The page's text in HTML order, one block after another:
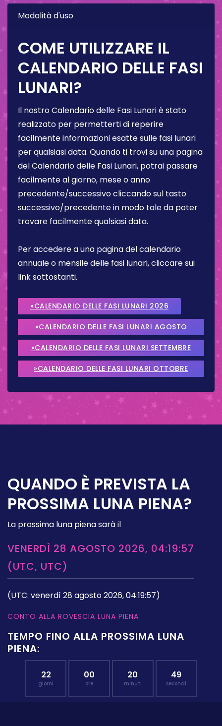
Modalità d'uso
COME UTILIZZARE IL
CALENDARIO DELLE FASI
LUNARI?
Il nostro Calendario delle Fasi Lunari è stato
realizzato per permetterti di reperire
facilmente informazioni esatte sulle fasi lunari
per qualsiasi data. Quando ti trovi su una pagina
del Calendario delle Fasi Lunari, potrai passare
facilmente al giorno, mese o anno
precedente/successivo cliccando sul tasto
successivo/precedente in modo tale da poter
trovare facilmente qualsiasi data.
Per accedere a una pagina del calendario
annuale o mensile delle fasi lunari, cliccare sui
link sottostanti.
»CALENDARIO DELLE FASI LUNARI 2026
»CALENDARIO DELLE FASI LUNARI AGOSTO
2026
»CALENDARIO DELLE FASI LUNARI SETTEMBRE
2026
»CALENDARIO DELLE FASI LUNARI OTTOBRE
QUANDO È PREVISTA LA
PROSSIMA LUNA PIENA?
La prossima luna piena sarà il
VENERDÌ 28 AGOSTO 2026, 04:19:57
(UTC, UTC)
(UTC: venerdì 28 agosto 2026, 04:19:57)
CONTO ALLA ROVESCIA LUNA PIENA
TEMPO FINO ALLA PROSSIMA LUNA
PIENA:
22
giorni
00
ore
20
minuti
48
secondi